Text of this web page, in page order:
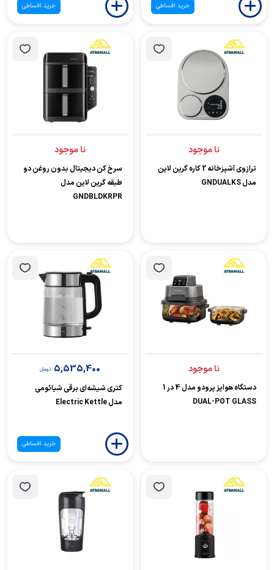
خرید اقساطی خرید اقساطی
نا موجود
ترازوی آشپزخانه 2 کاره گرین لاین
مدل GNDUALKS
نا موجود
سرخ کن دیجیتال بدون روغن دو
طبقه گرین لاین مدل
GNDBLDKRPR
نا موجود
دستگاه هواپز پرودو مدل 4 در 1
DUAL-POT GLASS
5,535,400 تومان
کتری شیشه‌ای برقی شیائومی
مدل Electric Kettle
خرید اقساطی